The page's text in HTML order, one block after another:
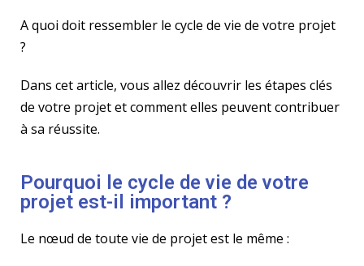
A quoi doit ressembler le cycle de vie de votre projet
?
Dans cet article, vous allez découvrir les étapes clés
de votre projet et comment elles peuvent contribuer
à sa réussite.
Pourquoi le cycle de vie de votre
projet est-il important ?
Le nœud de toute vie de projet est le même :